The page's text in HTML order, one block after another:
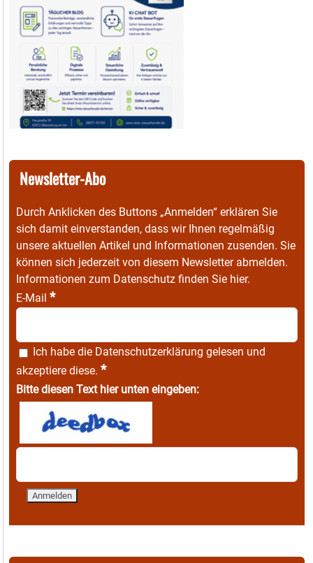
Newsletter-Abo
Durch Anklicken des Buttons „Anmelden“ erklären Sie
sich damit einverstanden, dass wir Ihnen regelmäßig
unsere aktuellen Artikel und Informationen zusenden. Sie
können sich jederzeit von diesem Newsletter abmelden.
Informationen zum Datenschutz finden Sie hier.
E-Mail *
Ich habe die Datenschutzerklärung gelesen und
akzeptiere diese. *
Bitte diesen Text hier unten eingeben: